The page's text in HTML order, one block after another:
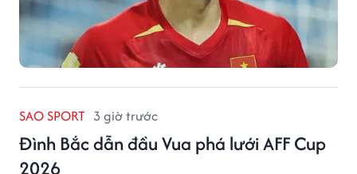
SAO SPORT 3 giờ trước
Đình Bắc dẫn đầu Vua phá lưới AFF Cup
2026